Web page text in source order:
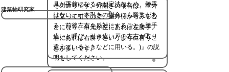
具が手前になるのが定法なため、勝手
はない。一本引きの場合にも勝手があ
る。前後左右を反対にすることを勝手
違いと呼び、引き違い戸の左右が取り
違えているときなどに用いる。)』の説
明をしてください。
建築物研究家
その通りです。外開きの場合は、室外
に立って引くので、室外側からみるこ
とになり、吊元が左にあれば左勝手、
右にあれば右勝手というように言うこ
とが多いです。